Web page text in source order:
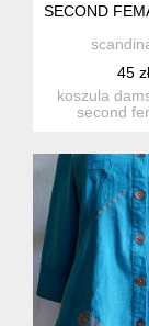
SECOND
45 zł
koszula
second